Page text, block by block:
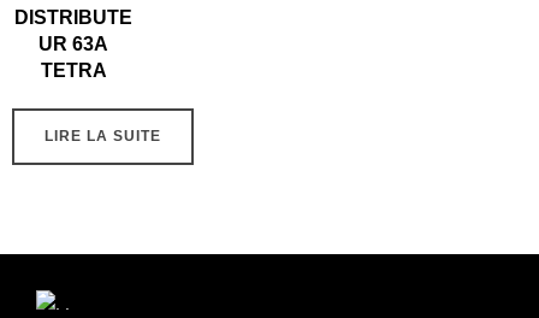
DISTRIBUTE
UR 63A
TETRA
LIRE LA SUITE